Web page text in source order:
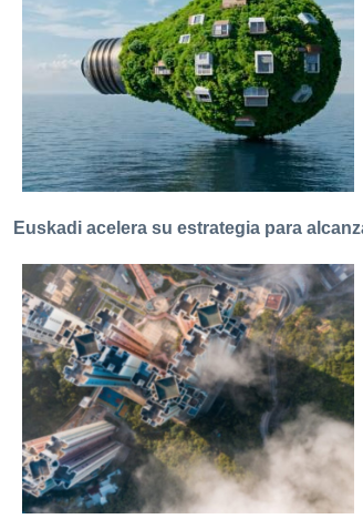
Euskadi acelera su estrategia para